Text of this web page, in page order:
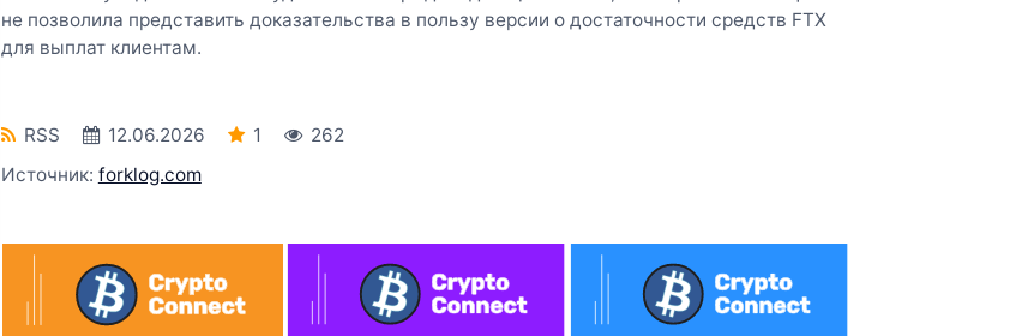
не позволила представить доказательства в пользу версии о достаточности средств FTX
для выплат клиентам.
RSS 12.06.2026 1
262
Источник: forklog.com